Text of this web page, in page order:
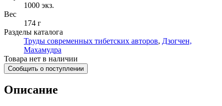
1000 экз.
Вес
174 г
Разделы каталога
Труды современных тибетских авторов, Дзогчен,
Махамудра
Товара нет в наличии
Сообщить о поступлении
Описание